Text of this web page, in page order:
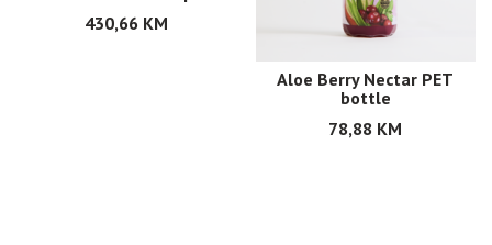
430,66 KM
Aloe Berry Nectar PET
bottle
78,88 KM